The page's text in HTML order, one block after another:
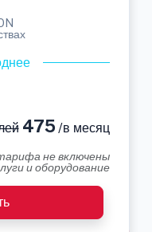
475 /в месяц
не включены
и оборудование